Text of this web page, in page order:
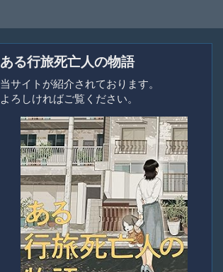
ある行旅死亡人の物語
当サイトが紹介されております。
よろしければご覧ください。